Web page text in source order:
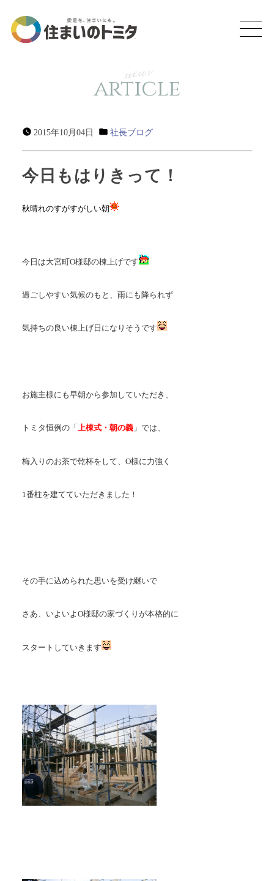
news
article
2015年10月04日 社長ブログ
今日もはりきって！
秋晴れのすがすがしい朝
今日は大宮町O様邸の棟上げです
過ごしやすい気候のもと、雨にも降られず
気持ちの良い棟上げ日になりそうです
お施主様にも早朝から参加していただき、
トミタ恒例の「 上棟式・朝の義」では、
梅入りのお茶で乾杯をして、O様に力強く
1番柱を建てていただきました！
その手に込められた思いを受け継いで
さあ、いよいよO様邸の家づくりが本格的に
スタートしていきます